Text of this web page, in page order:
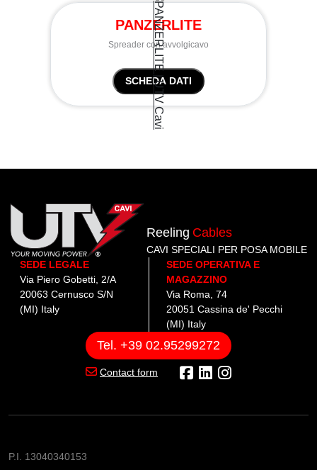
PANZERLITE
Spreader con avvolgicavo
SCHEDA DATI
Reeling Cables
CAVI SPECIALI PER POSA MOBILE
SEDE LEGALE
Via Piero Gobetti, 2/A
20063 Cernusco S/N
(MI) Italy
SEDE OPERATIVA E
MAGAZZINO
Via Roma, 74
20051 Cassina de' Pecchi
(MI) Italy
Tel. +39 02.95299272
Contact form
P.I. 13040340153